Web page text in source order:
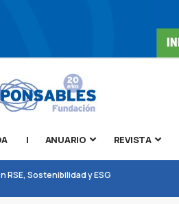
| ANUARIO REVISTA
Sostenibilidad y ESG